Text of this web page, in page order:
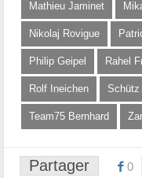
Mathieu Jaminet
Nikolaj Rovigue
Philip Geipel Rahel
Rolf Ineichen Schütz
Team75 Bernhard
Partager 0